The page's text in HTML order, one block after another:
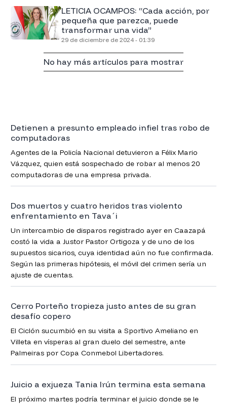
LETICIA OCAMPOS: “Cada acción, por
pequeña que parezca, puede
transformar una vida”
29 de diciembre de 2024 - 01:39
No hay más artículos para mostrar
Detienen a presunto empleado infiel tras robo de
computadoras
Agentes de la Policía Nacional detuvieron a Félix Mario
Vázquez, quien está sospechado de robar al menos 20
computadoras de una empresa privada.
Dos muertos y cuatro heridos tras violento
enfrentamiento en Tava´i
Un intercambio de disparos registrado ayer en Caazapá
costó la vida a Justor Pastor Ortigoza y de uno de los
supuestos sicarios, cuya identidad aún no fue confirmada.
Según las primeras hipótesis, el móvil del crimen sería un
ajuste de cuentas.
Cerro Porteño tropieza justo antes de su gran
desafío copero
El Ciclón sucumbió en su visita a Sportivo Ameliano en
Villeta en vísperas al gran duelo del semestre, ante
Palmeiras por Copa Conmebol Libertadores.
Juicio a exjueza Tania Irún termina esta semana
El próximo martes podría terminar el juicio donde se le